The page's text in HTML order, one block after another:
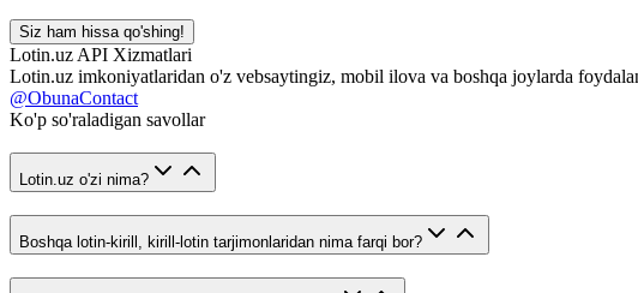
Siz ham hissa qo'shing!
Lotin.uz API Xizmatlari
Lotin.uz imkoniyatlaridan o'z vebsaytingiz, mobil ilova va boshqa joylarda
@ObunaContact
Ko'p so'raladigan savollar
Lotin.uz o'zi nima?
Boshqa lotin-kirill, kirill-lotin tarjimonlaridan nima farqi bor?